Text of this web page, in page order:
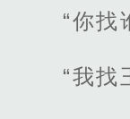
“你找
“我找